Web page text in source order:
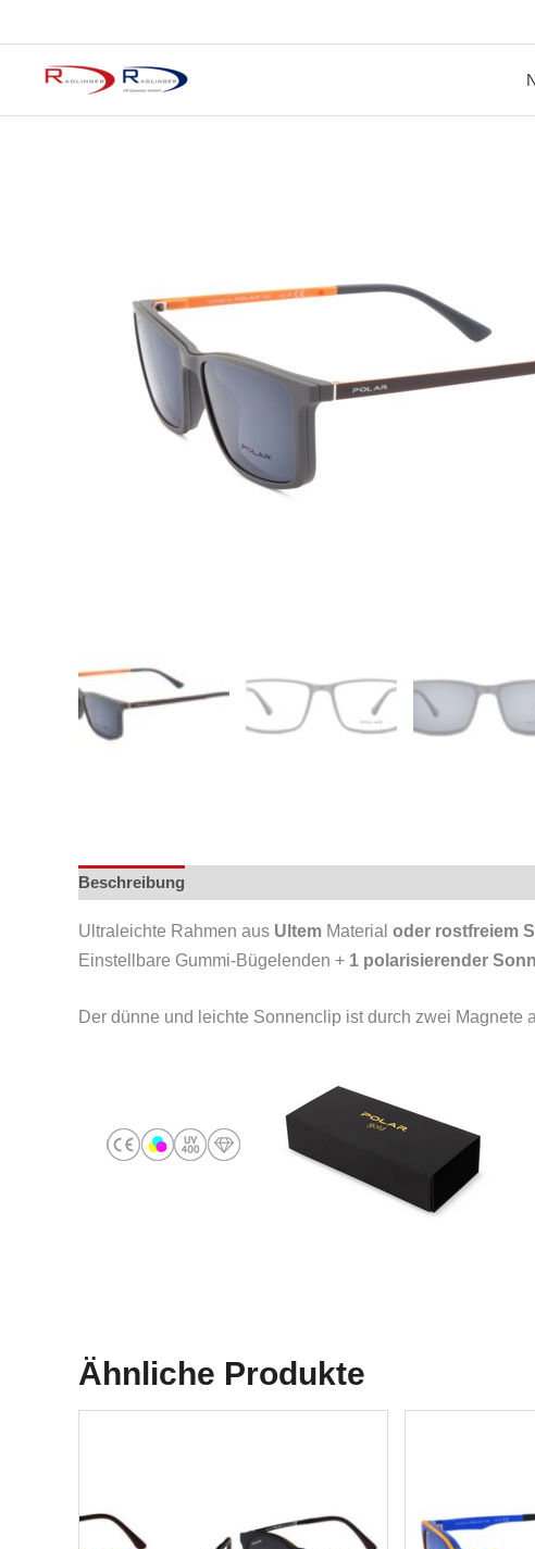
Beschreibung
Ultraleichte Rahmen aus Ultem Material oder rostfreiem
Einstellbare Gummi-Bügelenden + 1 polarisierender
Der dünne und leichte Sonnenclip ist durch zwei
Ähnliche Produkte